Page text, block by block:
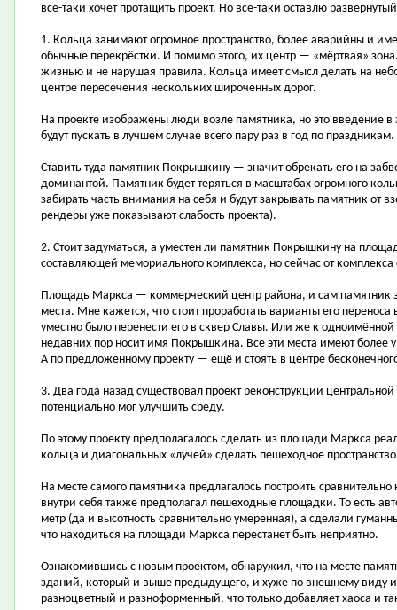
всё-таки хочет протащить проект. Но всё-таки оставлю
1. Кольца занимают огромное пространство, более аварийны и
обычные перекрёстки. И помимо этого, их центр — «мёртвая»
жизнью и не нарушая правила. Кольца имеет смысл делать на
центре пересечения нескольких широченных дорог.
На проекте изображены люди возле памятника, но это введение
будут пускать в лучшем случае всего пару раз в год по праздникам.
Ставить туда памятник Покрышкину — значит обрекать его на
доминантой. Памятник будет теряться в масштабах огромного
забирать часть внимания на себя и будут закрывать памятник от
рендеры уже показывают слабость проекта).
2. Стоит задуматься, а уместен ли памятник Покрышкину на
составляющей мемориального комплекса, но сейчас от
Площадь Маркса — коммерческий центр района, и сам памятник
места. Мне кажется, что стоит проработать варианты его
уместно было перенести его в сквер Славы. Или же к
недавних пор носит имя Покрышкина. Все эти места имеют более
А по предложенному проекту — ещё и стоять в центре
3. Два года назад существовал проект реконструкции
потенциально мог улучшить среду.
По этому проекту предполагалось сделать из площади Маркса
кольца и диагональных «лучей» сделать пешеходное
На месте самого памятника предлагалось построить
внутри себя также предполагал пешеходные площадки. То есть
метр (да и высотность сравнительно умеренная), а сделали
что находиться на площади Маркса перестанет быть неприятно.
Ознакомившись с новым проектом, обнаружил, что на месте
зданий, который и выше предыдущего, и хуже по внешнему виду
разноцветный и разноформенный, что только добавляет хаоса и